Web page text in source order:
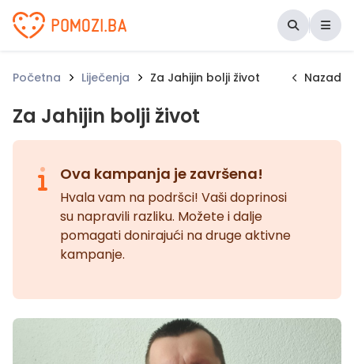
Udruženje Pomozi.ba
Početna Liječenja Za Jahijin bolji život Nazad
Za Jahijin bolji život
Ova kampanja je završena!
Hvala vam na podršci! Vaši doprinosi
su napravili razliku. Možete i dalje
pomagati donirajući na druge aktivne
kampanje.